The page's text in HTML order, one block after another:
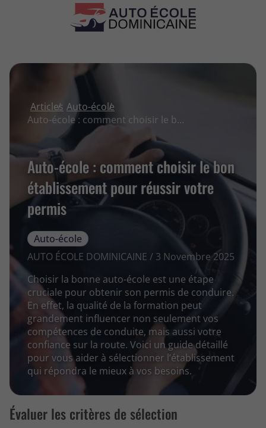
Articles Auto-école
Auto-école : comment choisir le bon établissement pour réussir votre permis
Auto-école : comment choisir le bon
établissement pour réussir votre
permis
Auto-école
AUTO ÉCOLE DOMINICAINE / 3 Novembre 2025
Choisir la bonne auto-école est une étape
cruciale pour obtenir son permis de conduire.
En effet, la qualité de la formation peut
grandement influencer non seulement vos
compétences de conduite, mais aussi votre
confiance sur la route. Voici un guide détaillé
pour vous aider à sélectionner l’établissement
qui répondra le mieux à vos besoins.
Évaluer les critères de sélection